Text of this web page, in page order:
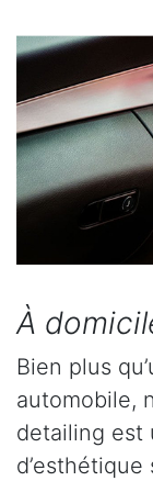
À
Bien plus
automobile,
detailing est